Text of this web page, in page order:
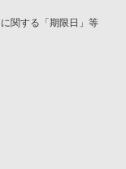
関する「期限日」等